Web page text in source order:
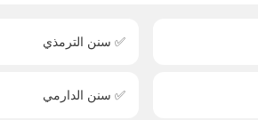
✅ سنن الترمذي
✅ سنن الدارمي